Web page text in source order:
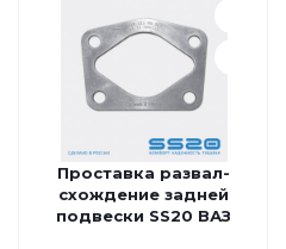
Проставка развал-
схождение задней
подвески SS20 ВАЗ